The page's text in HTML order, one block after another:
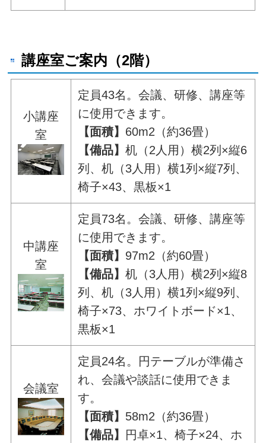
講座室ご案内（2階）
小講座
室
定員43名。会議、研修、講座等
に使用できます。
【面積】 60m2（約36畳）
【備品】机（2人用）横2列×縦6
列、机（3人用）横1列×縦7列、
椅子×43、黒板×1
中講座
室
定員73名。会議、研修、講座等
に使用できます。
【面積】 97m2（約60畳）
【備品】机（3人用）横2列×縦8
列、机（3人用）横1列×縦9列、
椅子×73、ホワイトボード×1、
黒板×1
会議室
定員24名。円テーブルが準備さ
れ、会議や談話に使用できま
す。
【面積】 58m2（約36畳）
【備品】
円卓×1、椅子×24、ホ